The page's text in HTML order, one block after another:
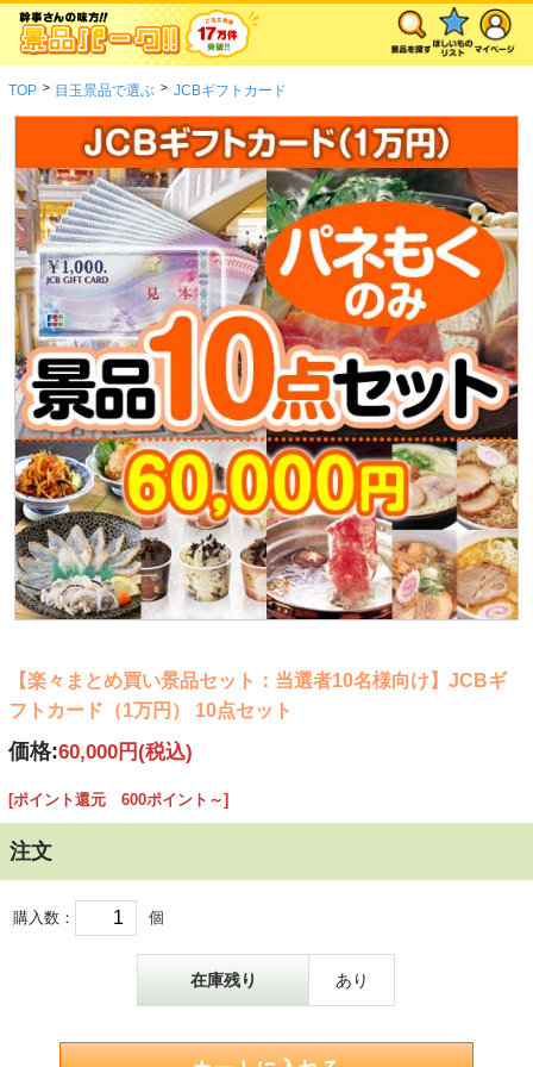
TOP > 目玉景品で選ぶ > JCBギフトカード
【楽々まとめ買い景品セット：当選者10名様向け】JCBギ
フトカード（1万円） 10点セット
価格:60,000円(税込)
[ポイント還元 600ポイント～]
注文
購入数： 個
在庫残り あり